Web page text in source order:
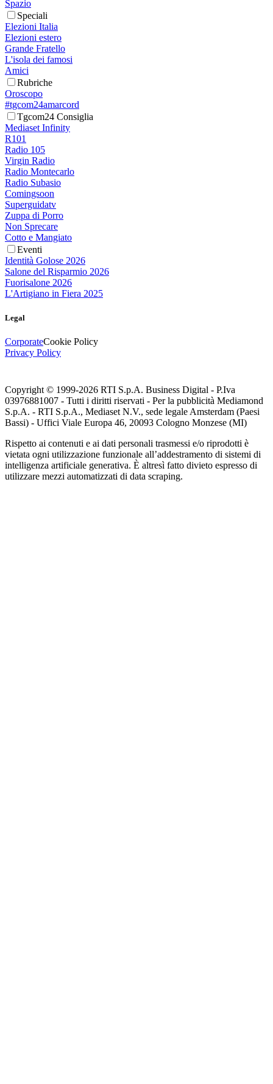
Spazio
Speciali
Elezioni Italia
Elezioni estero
Grande Fratello
L'isola dei famosi
Amici
Rubriche
Oroscopo
#tgcom24amarcord
Tgcom24 Consiglia
Mediaset Infinity
R101
Radio 105
Virgin Radio
Radio Montecarlo
Radio Subasio
Comingsoon
Superguidatv
Zuppa di Porro
Non Sprecare
Cotto e Mangiato
Eventi
Identità Golose 2026
Salone del Risparmio 2026
Fuorisalone 2026
L'Artigiano in Fiera 2025
Legal
CorporateCookie Policy
Privacy Policy
Copyright © 1999-2026 RTI S.p.A. Business Digital - P.Iva
03976881007 - Tutti i diritti riservati - Per la pubblicità Mediamond
S.p.A. - RTI S.p.A., Mediaset N.V., sede legale Amsterdam (Paesi
Bassi) - Uffici Viale Europa 46, 20093 Cologno Monzese (MI)
Rispetto ai contenuti e ai dati personali trasmessi e/o riprodotti è
vietata ogni utilizzazione funzionale all’addestramento di sistemi di
intelligenza artificiale generativa. È altresì fatto divieto espresso di
utilizzare mezzi automatizzati di data scraping.